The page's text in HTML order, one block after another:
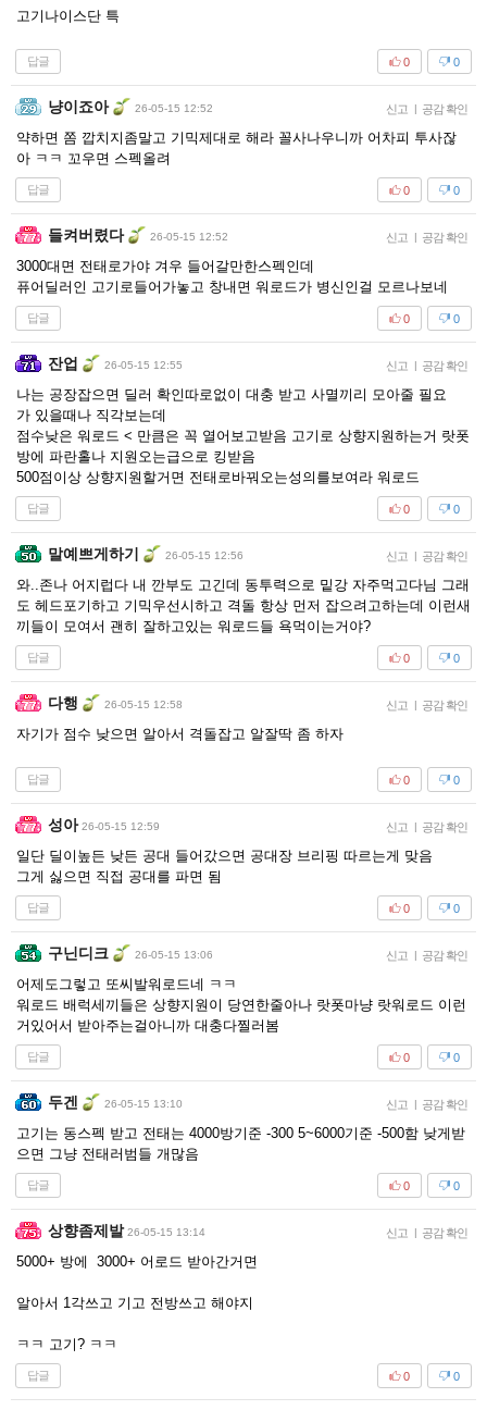
고기나이스단 특
답글 0
0
냥이죠아 26-05-15 12:52 신고 | 공감 확인
약하면 쫌 깝치지좀말고 기믹제대로 해라 꼴사나우니까 어차피 투사잖
아 ㅋㅋ 꼬우면 스펙올려
답글 0
0
들켜버렸다 26-05-15 12:52 신고 | 공감 확인
3000대면 전태로가야 겨우 들어갈만한스펙인데
퓨어딜러인 고기로들어가놓고 창내면 워로드가 병신인걸 모르나보네
답글 0
0
잔업 26-05-15 12:55 신고 | 공감 확인
나는 공장잡으면 딜러 확인따로없이 대충 받고 사멸끼리 모아줄 필요
가 있을때나 직각보는데
점수낮은 워로드 < 만큼은 꼭 열어보고받음 고기로 상향지원하는거 랏폿
방에 파란홀나 지원오는급으로 킹받음
500점이상 상향지원할거면 전태로바꿔오는성의를보여라 워로드
답글 0
0
말예쁘게하기 26-05-15 12:56 신고 | 공감 확인
와..존나 어지럽다 내 깐부도 고긴데 동투력으로 밑강 자주먹고다님 그래
도 헤드포기하고 기믹우선시하고 격돌 항상 먼저 잡으려고하는데 이런새
끼들이 모여서 괜히 잘하고있는 워로드들 욕먹이는거야?
답글 0
0
다행 26-05-15 12:58 신고 | 공감 확인
자기가 점수 낮으면 알아서 격돌잡고 알잘딱 좀 하자
답글 0
0
성아 26-05-15 12:59 신고 | 공감 확인
일단 딜이높든 낮든 공대 들어갔으면 공대장 브리핑 따르는게 맞음
그게 싫으면 직접 공대를 파면 됨
답글 0
0
구닌디크 26-05-15 13:06 신고 | 공감 확인
어제도그렇고 또씨발워로드네 ㅋㅋ
워로드 배럭세끼들은 상향지원이 당연한줄아나 랏폿마냥 랏워로드 이런
거있어서 받아주는걸아니까 대충다찔러봄
답글 0
0
두겐 26-05-15 13:10 신고 | 공감 확인
고기는 동스펙 받고 전태는 4000방기준 -300 5~6000기준 -500함 낮게받
으면 그냥 전태러범들 개많음
답글 0
0
상향좀제발 26-05-15 13:14 신고 | 공감 확인
5000+ 방에 3000+ 어로드 받아간거면
알아서 1각쓰고 기고 전방쓰고 해야지
ㅋㅋ 고기? ㅋㅋ
답글 0
0